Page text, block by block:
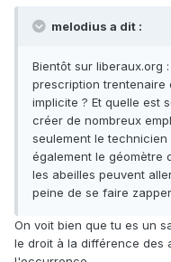
melodius a dit :
Bientôt sur liberaux.org
prescription trentenaire
implicite ? Et quelle est
créer de nombreux
seulement le
également le géomètre
les abeilles peuvent
peine de se faire
On voit bien que tu es un
le droit à la différence des